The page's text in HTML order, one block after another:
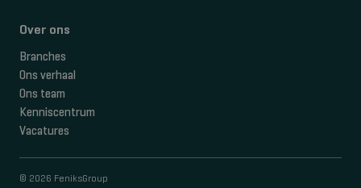
Over ons
Branches
Ons verhaal
Ons team
Kenniscentrum
Vacatures
© 2026 FeniksGroup